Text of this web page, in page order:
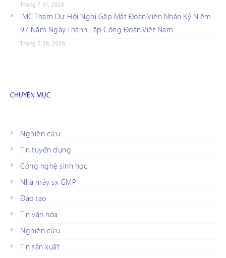
Tháng 7 31, 2026
IMC Tham Dự Hội Nghị Gặp Mặt Đoàn Viên Nhân Kỷ Niệm
97 Năm Ngày Thành Lập Công Đoàn Việt Nam
Tháng 7 28, 2026
CHUYÊN MỤC
Nghiên cứu
Tin tuyển dụng
Công nghệ sinh học
Nhà máy sx GMP
Đào tạo
Tin văn hóa
Nghiên cứu
Tin sản xuất